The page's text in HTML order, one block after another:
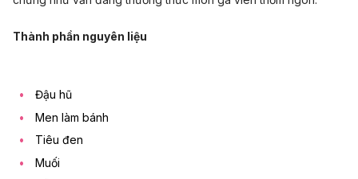
Thành phần nguyên liệu
Đậu hũ
Men làm bánh
Tiêu đen
Muối